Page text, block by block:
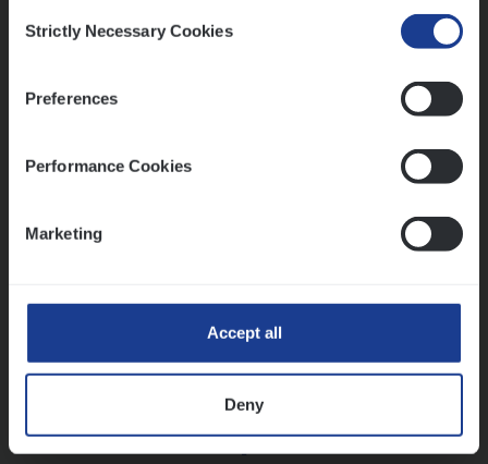
Selection
Strictly Necessary Cookies
Preferences
Performance Cookies
Marketing
Accept all
Deny
Beveren
Mathias houdt van diepgaande dossiers én droge
Thalia zoekt graag oplossingen, in games én op het
Ons sollicitatieproces